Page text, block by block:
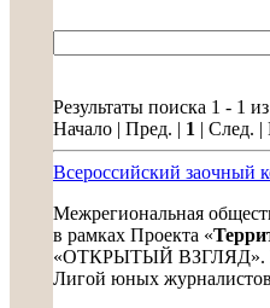
Результаты поиска 1 - 1 из
Начало | Пред. | 1 | След. |
Всероссийский
Межрегиональная
в рамках Проекта «
«ОТКРЫТЫЙ ВЗГЛЯД».
Лигой юных